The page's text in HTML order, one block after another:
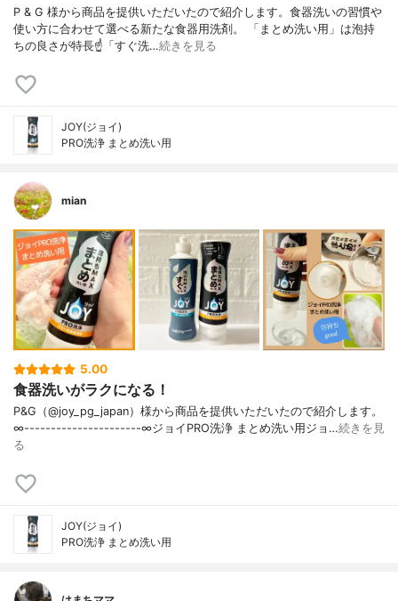
P & G 様から商品を提供いただいたので紹介します。食器洗いの習慣や
使い方に合わせて選べる新たな食器用洗剤。 「まとめ洗い用」は泡持
ちの良さが特長☝️「すぐ洗…続きを見る
JOY(ジョイ)
PRO洗浄 まとめ洗い用
mian
5.00
食器洗いがラクになる！
P&G（@joy_pg_japan）様から商品を提供いただいたので紹介します。
∞----------------------∞ジョイPRO洗浄 まとめ洗い用ジョ…続きを見
る
JOY(ジョイ)
PRO洗浄 まとめ洗い用